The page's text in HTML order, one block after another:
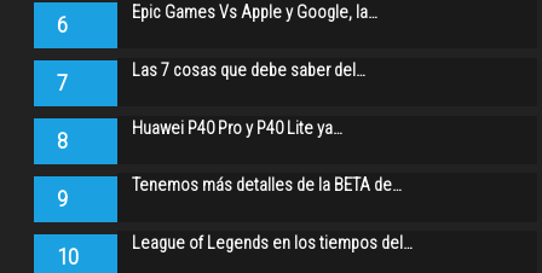
6 Epic Games Vs Apple y Google, la…
7 Las 7 cosas que debe saber del…
8 Huawei P40 Pro y P40 Lite ya…
9 Tenemos más detalles de la BETA de…
10 League of Legends en los tiempos del…